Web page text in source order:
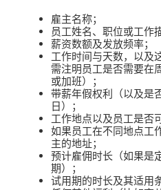
雇主名称；
员工姓名、职位或工作
薪资数额及发放频率；
工作时间与天数，以及
需注明员工是否需要在
或加班）；
带薪年假权利（以及是
日）；
工作地点以及员工是否
如果员工在不同地点工
主的地址；
预计雇佣时长（如果是
期）；
试用期的时长及其适用